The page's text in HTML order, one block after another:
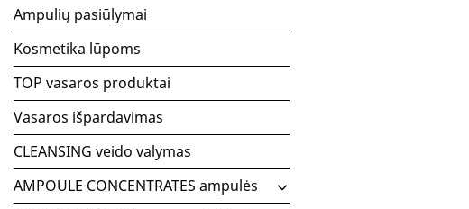
Ampulių pasiūlymai
Kosmetika lūpoms
TOP vasaros produktai
Vasaros išpardavimas
CLEANSING veido valymas
AMPOULE CONCENTRATES ampulės